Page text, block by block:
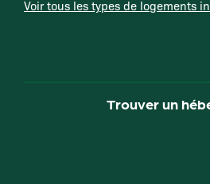
Voir tous les types de logements
Trouver un